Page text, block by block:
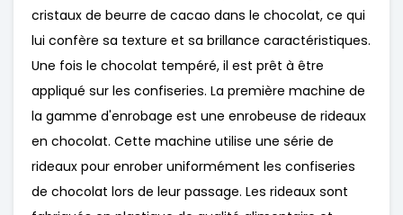
cristaux de beurre de cacao dans le chocolat, ce qui
lui confère sa texture et sa brillance caractéristiques.
Une fois le chocolat tempéré, il est prêt à être
appliqué sur les confiseries. La première machine de
la gamme d'enrobage est une enrobeuse de rideaux
en chocolat. Cette machine utilise une série de
rideaux pour enrober uniformément les confiseries
de chocolat lors de leur passage. Les rideaux sont